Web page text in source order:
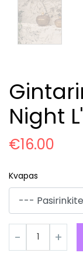
Night
€16.00
Kvapas